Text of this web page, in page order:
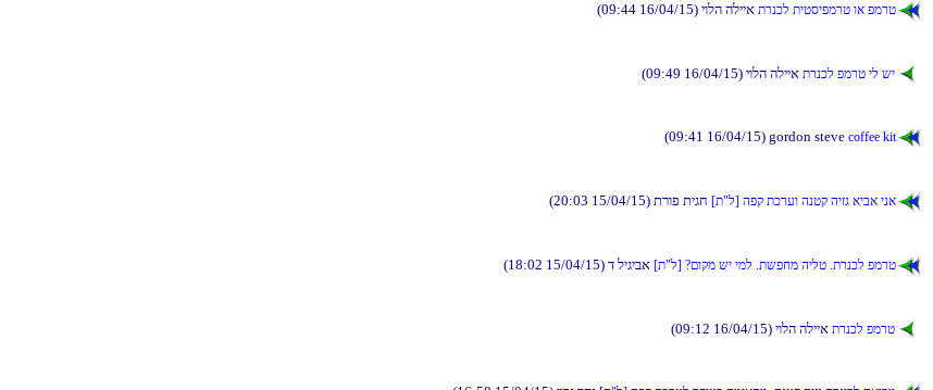
(09:44 16/04/15) יולה הלייא תרנכל תיטסיפמרט וא פמרט
(09:49 16/04/15) יולה הלייא תרנכל פמרט יל שי
(09:41 16/04/15) gordon steve coffee kit
(20:03 15/04/15) תרופ תיגח [ת"ל] הפק תכרעו הנטק היזג איבא ינא
(18:02 15/04/15) ד ליגיבא [ת"ל] ?םוקמ שי ימל .תשפחמ הילט .תרנכל פמרט
(09:12 16/04/15) יולה הלייא תרנכל פמרט